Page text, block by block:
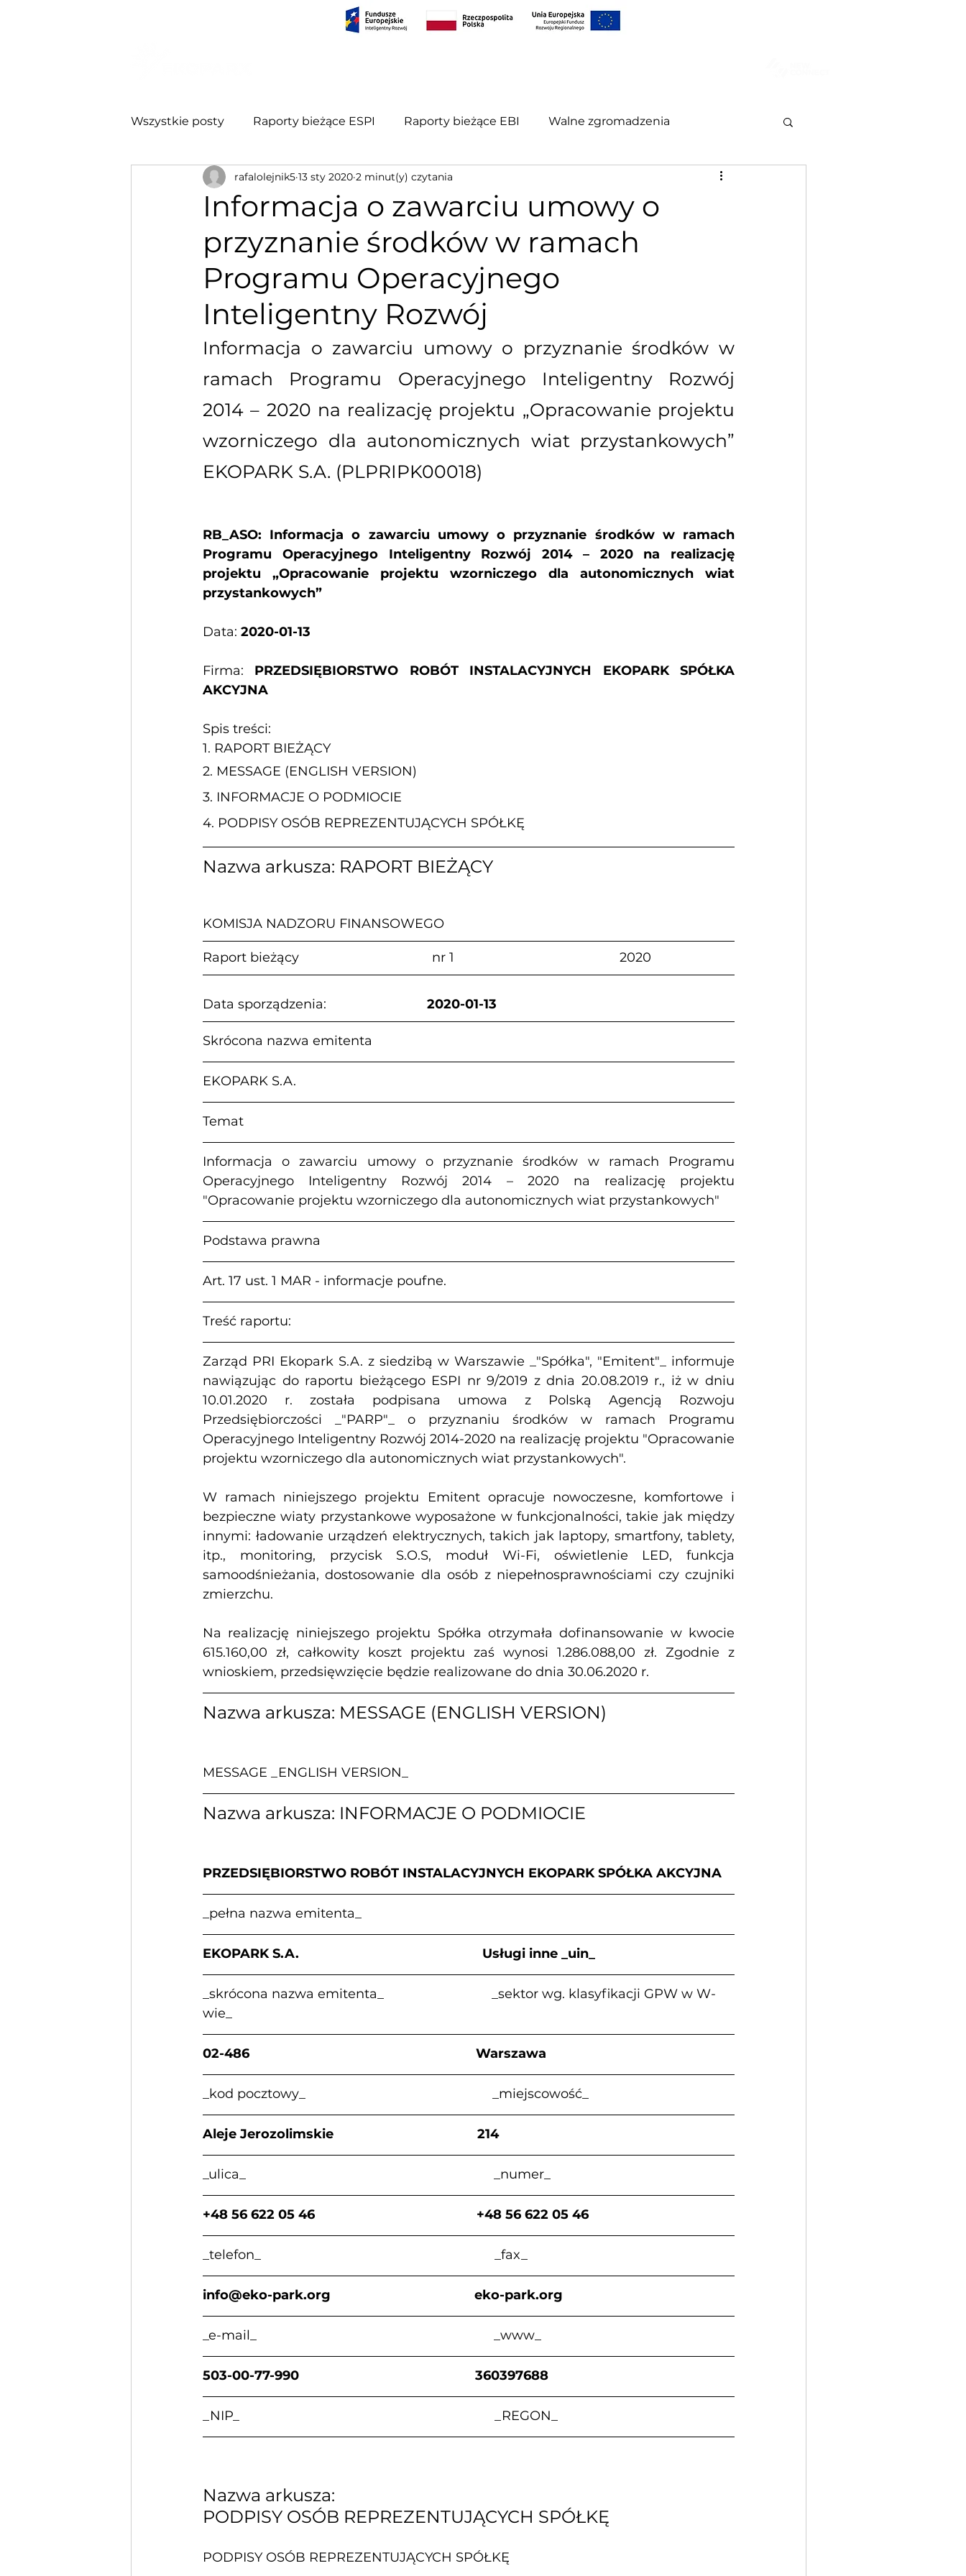
Wszystkie posty Raporty bieżące ESPI Raporty bieżące EBI Walne zgromadzenia
Relacje Inwestorskie Raporty okresowe
Informacja o zawarciu umowy o
przyznanie środków w ramach
Programu Operacyjnego
Inteligentny Rozwój
rafalolejnik5 13 sty 2020 2 minut(y) czytania
Informacja o zawarciu umowy o przyznanie środków w
ramach Programu Operacyjnego Inteligentny Rozwój
2014 – 2020 na realizację projektu „Opracowanie projektu
wzorniczego dla autonomicznych wiat przystankowych”
EKOPARK S.A. (PLPRIPK00018)
RB_ASO: Informacja o zawarciu umowy o przyznanie środków w ramach
Programu Operacyjnego Inteligentny Rozwój 2014 – 2020 na realizację
projektu „Opracowanie projektu wzorniczego dla autonomicznych wiat
przystankowych”
Data: 2020-01-13
Firma: PRZEDSIĘBIORSTWO ROBÓT INSTALACYJNYCH EKOPARK SPÓŁKA
AKCYJNA
Spis treści:
1. RAPORT BIEŻĄCY
2. MESSAGE (ENGLISH VERSION)
3. INFORMACJE O PODMIOCIE
4. PODPISY OSÓB REPREZENTUJĄCYCH SPÓŁKĘ
Nazwa arkusza: RAPORT BIEŻĄCY
KOMISJA NADZORU FINANSOWEGO
Raport bieżący                                     nr 1                                              2020
Data sporządzenia: 2020-01-13
Skrócona nazwa emitenta
EKOPARK S.A.
Temat
Informacja o zawarciu umowy o przyznanie środków w ramach Programu
Operacyjnego Inteligentny Rozwój 2014 – 2020 na realizację projektu
"Opracowanie projektu wzorniczego dla autonomicznych wiat przystankowych"
Podstawa prawna
Art. 17 ust. 1 MAR - informacje poufne.
Treść raportu:
Zarząd PRI Ekopark S.A. z siedzibą w Warszawie _"Spółka", "Emitent"_ informuje
nawiązując do raportu bieżącego ESPI nr 9/2019 z dnia 20.08.2019 r., iż w dniu
10.01.2020 r. została podpisana umowa z Polską Agencją Rozwoju
Przedsiębiorczości _"PARP"_ o przyznaniu środków w ramach Programu
Operacyjnego Inteligentny Rozwój 2014-2020 na realizację projektu "Opracowanie
projektu wzorniczego dla autonomicznych wiat przystankowych".
W ramach niniejszego projektu Emitent opracuje nowoczesne, komfortowe i
bezpieczne wiaty przystankowe wyposażone w funkcjonalności, takie jak między
innymi: ładowanie urządzeń elektrycznych, takich jak laptopy, smartfony, tablety,
itp., monitoring, przycisk S.O.S, moduł Wi-Fi, oświetlenie LED, funkcja
samoodśnieżania, dostosowanie dla osób z niepełnosprawnościami czy czujniki
zmierzchu.
Na realizację niniejszego projektu Spółka otrzymała dofinansowanie w kwocie
615.160,00 zł, całkowity koszt projektu zaś wynosi 1.286.088,00 zł. Zgodnie z
wnioskiem, przedsięwzięcie będzie realizowane do dnia 30.06.2020 r.
Nazwa arkusza: MESSAGE (ENGLISH VERSION)
MESSAGE _ENGLISH VERSION_
Nazwa arkusza: INFORMACJE O PODMIOCIE
PRZEDSIĘBIORSTWO ROBÓT INSTALACYJNYCH EKOPARK SPÓŁKA AKCYJNA
_pełna nazwa emitenta_
EKOPARK S.A.                                                   Usługi inne _uin_
_skrócona nazwa emitenta_                              _sektor wg. klasyfikacji GPW w W-
wie_
02-486                                                               Warszawa
_kod pocztowy_                                                    _miejscowość_
Aleje Jerozolimskie                                        214
_ulica_                                                                     _numer_
+48 56 622 05 46                                             +48 56 622 05 46
_telefon_                                                                 _fax_
info@eko-park.org eko-park.org
_e-mail_                                                                  _www_
503-00-77-990                                                 360397688
_NIP_                                                                       _REGON_
Nazwa arkusza:
PODPISY OSÓB REPREZENTUJĄCYCH SPÓŁKĘ
PODPISY OSÓB REPREZENTUJĄCYCH SPÓŁKĘ